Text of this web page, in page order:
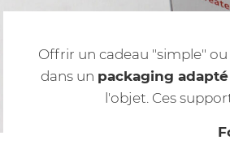
Offrir un cadeau "simple"
dans un packaging adapté
l'objet. Ces